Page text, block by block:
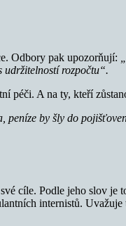
Odbory pak upozorňují:
udržitelností rozpočtu“.
péči. A na ty, kteří
peníze by šly do
cíle. Podle jeho slov je
internistů.